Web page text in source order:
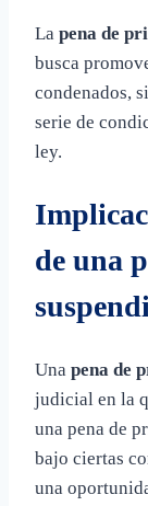
La pena de
busca
condenados,
serie de
ley.
de una
Una pena de
judicial en la
una pena de
bajo ciertas
una